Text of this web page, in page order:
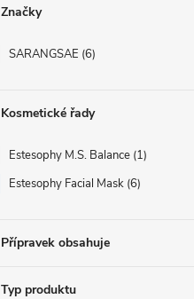
Značky
SARANGSAE 6
Kosmetické řady
Estesophy M.S. Balance 1
Estesophy Facial Mask 6
Přípravek obsahuje
Typ produktu